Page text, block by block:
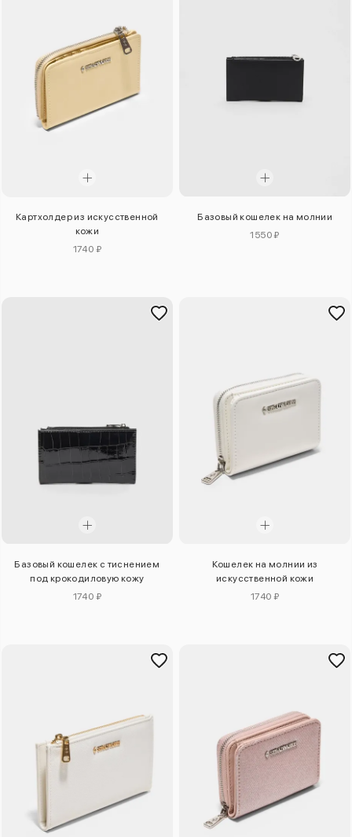
Картхолдер из искусственной
кожи
1740 ₽
Базовый кошелек на молнии
1550 ₽
Базовый кошелек с тиснением
под крокодиловую кожу
1740 ₽
Кошелек на молнии из
искусственной кожи
1740 ₽